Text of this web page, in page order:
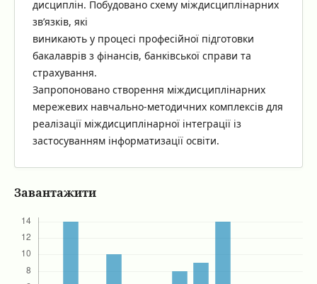
дисциплін. Побудовано схему міждисциплінарних
зв’язків, які
виникають у процесі професійної підготовки
бакалаврів з фінансів, банківської справи та
страхування.
Запропоновано створення міждисциплінарних
мережевих навчально-методичних комплексів для
реалізації міждисциплінарної інтеграції із
застосуванням інформатизації освіти.
Завантажити